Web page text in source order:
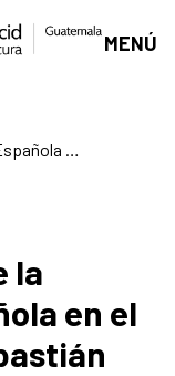
MENÚ
la
en el